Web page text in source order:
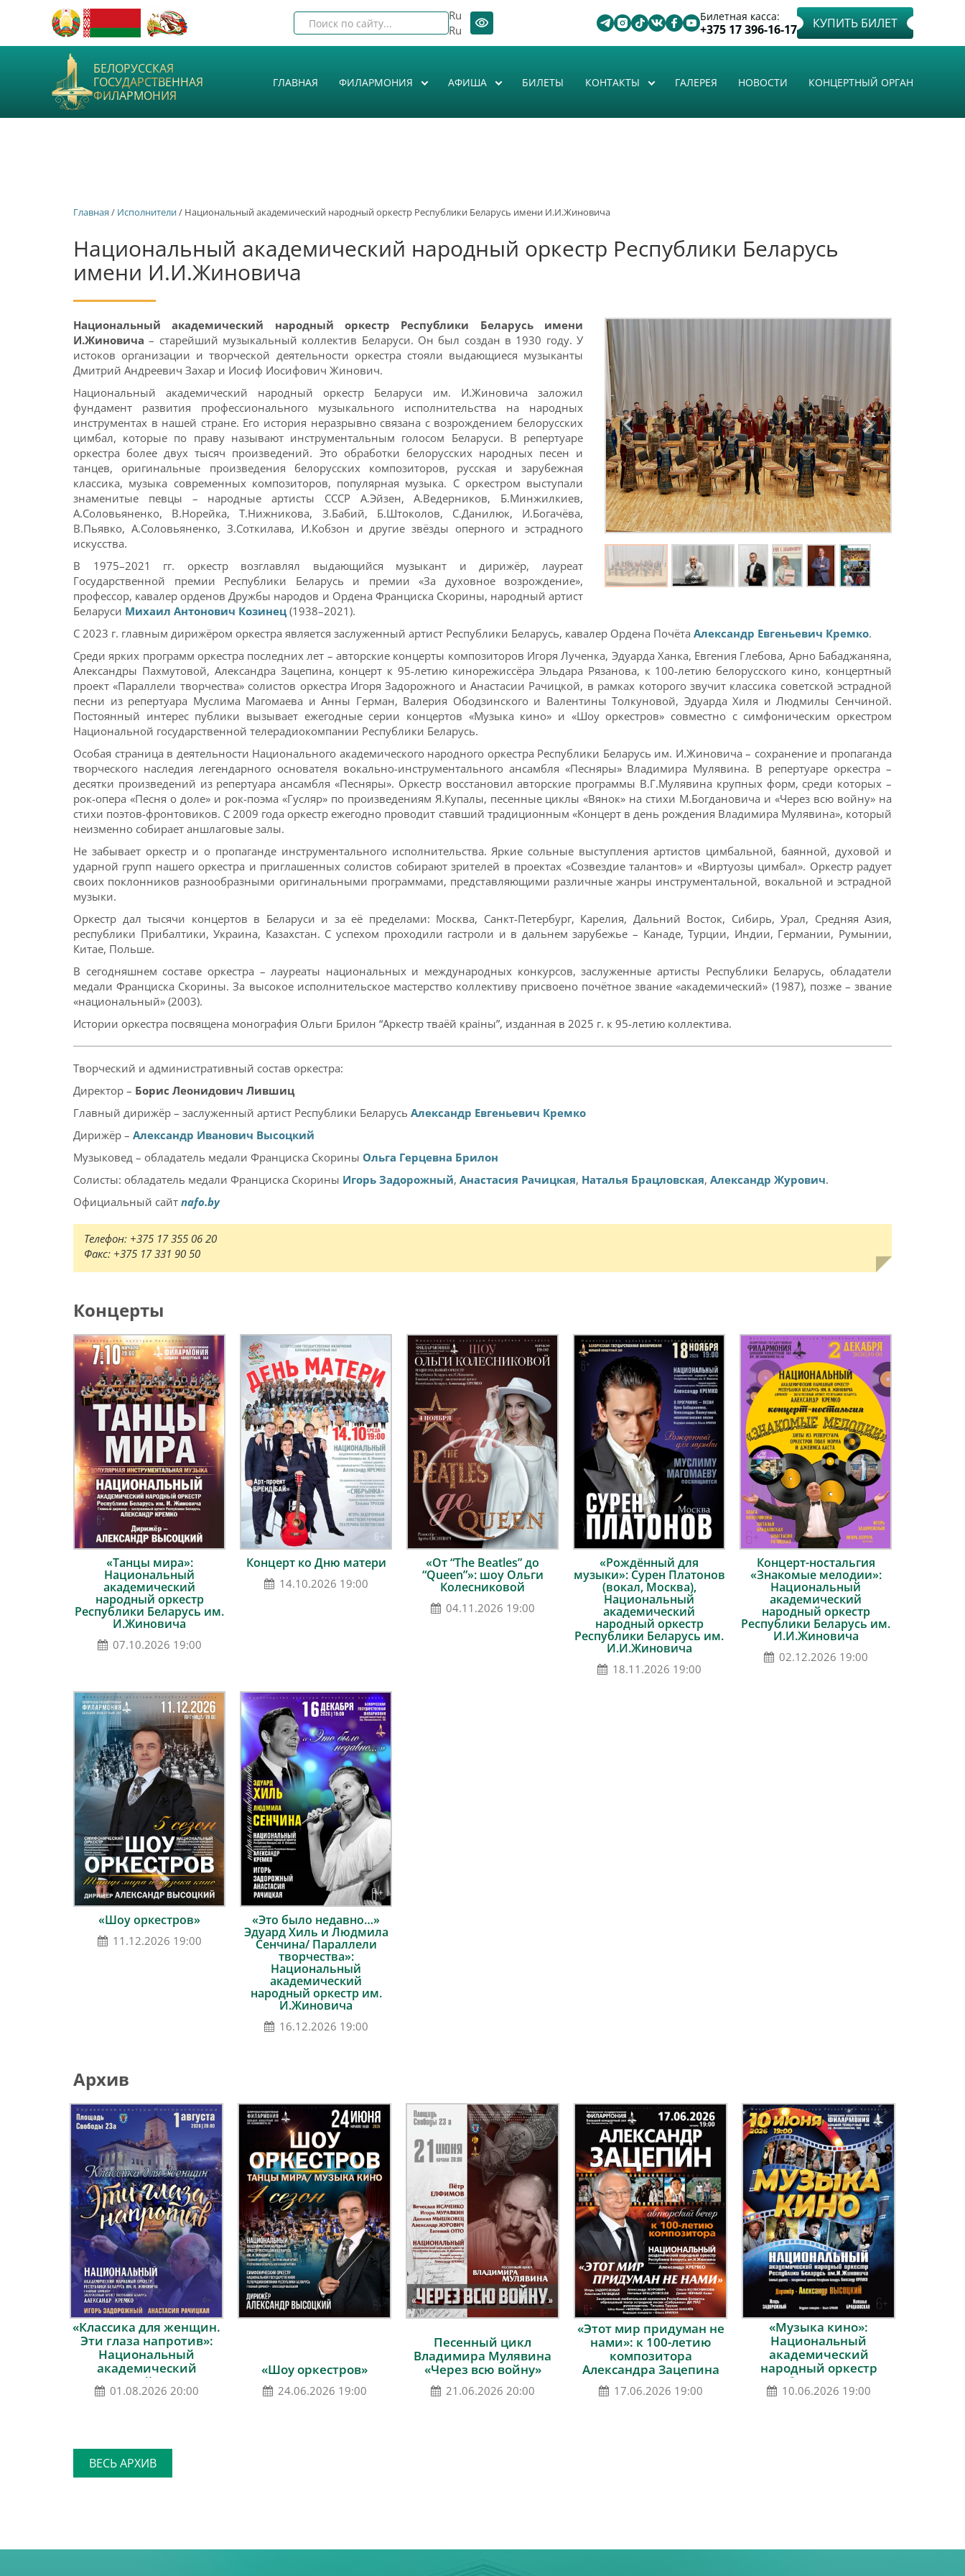
Билетная касса:
+375 17 396-16-17 КУПИТЬ БИЛЕТ
Ru
Ru
БЕЛОРУССКАЯ
ГОСУДАРСТВЕННАЯ
ФИЛАРМОНИЯ
ГЛАВНАЯ ФИЛАРМОНИЯ АФИША БИЛЕТЫ КОНТАКТЫ ГАЛЕРЕЯ НОВОСТИ КОНЦЕРТНЫЙ ОРГАН
Главная / Исполнители/ Национальный академический народный оркестр Республики Беларусь имени И.И.Жиновича
Национальный академический народный оркестр Республики Беларусь
имени И.И.Жиновича
Национальный академический народный оркестр Республики Беларусь имени
И.Жиновича – старейший музыкальный коллектив Беларуси. Он был создан в 1930 году. У
истоков организации и творческой деятельности оркестра стояли выдающиеся музыканты
Дмитрий Андреевич Захар и Иосиф Иосифович Жинович.
Национальный академический народный оркестр Беларуси им. И.Жиновича заложил
фундамент развития профессионального музыкального исполнительства на народных
инструментах в нашей стране. Его история неразрывно связана с возрождением белорусских
цимбал, которые по праву называют инструментальным голосом Беларуси. В репертуаре
оркестра более двух тысяч произведений. Это обработки белорусских народных песен и
танцев, оригинальные произведения белорусских композиторов, русская и зарубежная
классика, музыка современных композиторов, популярная музыка. С оркестром выступали
знаменитые певцы – народные артисты СССР А.Эйзен, А.Ведерников, Б.Минжилкиев,
А.Соловьяненко, В.Норейка, Т.Нижникова, З.Бабий, Б.Штоколов, С.Данилюк, И.Богачёва,
В.Пьявко, А.Соловьяненко, З.Соткилава, И.Кобзон и другие звёзды оперного и эстрадного
искусства.
В 1975–2021 гг. оркестр возглавлял выдающийся музыкант и дирижёр, лауреат
Государственной премии Республики Беларусь и премии «За духовное возрождение»,
профессор, кавалер орденов Дружбы народов и Ордена Франциска Скорины, народный артист
Беларуси Михаил Антонович Козинец (1938–2021).
С 2023 г. главным дирижёром оркестра является заслуженный артист Республики Беларусь, кавалер Ордена Почёта Александр Евгеньевич Кремко.
Среди ярких программ оркестра последних лет – авторские концерты композиторов Игоря Лученка, Эдуарда Ханка, Евгения Глебова, Арно Бабаджаняна,
Александры Пахмутовой, Александра Зацепина, концерт к 95-летию кинорежиссёра Эльдара Рязанова, к 100-летию белорусского кино, концертный
проект «Параллели творчества» солистов оркестра Игоря Задорожного и Анастасии Рачицкой, в рамках которого звучит классика советской эстрадной
песни из репертуара Муслима Магомаева и Анны Герман, Валерия Ободзинского и Валентины Толкуновой, Эдуарда Хиля и Людмилы Сенчиной.
Постоянный интерес публики вызывает ежегодные серии концертов «Музыка кино» и «Шоу оркестров» совместно с симфоническим оркестром
Национальной государственной телерадиокомпании Республики Беларусь.
Особая страница в деятельности Национального академического народного оркестра Республики Беларусь им. И.Жиновича – сохранение и пропаганда
творческого наследия легендарного основателя вокально-инструментального ансамбля «Песняры» Владимира Мулявина. В репертуаре оркестра –
десятки произведений из репертуара ансамбля «Песняры». Оркестр восстановил авторские программы В.Г.Мулявина крупных форм, среди которых –
рок-опера «Песня о доле» и рок-поэма «Гусляр» по произведениям Я.Купалы, песенные циклы «Вянок» на стихи М.Богдановича и «Через всю войну» на
стихи поэтов-фронтовиков. С 2009 года оркестр ежегодно проводит ставший традиционным «Концерт в день рождения Владимира Мулявина», который
неизменно собирает аншлаговые залы.
Не забывает оркестр и о пропаганде инструментального исполнительства. Яркие сольные выступления артистов цимбальной, баянной, духовой и
ударной групп нашего оркестра и приглашенных солистов собирают зрителей в проектах «Созвездие талантов» и «Виртуозы цимбал». Оркестр радует
своих поклонников разнообразными оригинальными программами, представляющими различные жанры инструментальной, вокальной и эстрадной
музыки.
Оркестр дал тысячи концертов в Беларуси и за её пределами: Москва, Санкт-Петербург, Карелия, Дальний Восток, Сибирь, Урал, Средняя Азия,
республики Прибалтики, Украина, Казахстан. С успехом проходили гастроли и в дальнем зарубежье – Канаде, Турции, Индии, Германии, Румынии,
Китае, Польше.
В сегодняшнем составе оркестра – лауреаты национальных и международных конкурсов, заслуженные артисты Республики Беларусь, обладатели
медали Франциска Скорины. За высокое исполнительское мастерство коллективу присвоено почётное звание «академический» (1987), позже – звание
«национальный» (2003).
Истории оркестра посвящена монография Ольги Брилон “Аркестр тваёй краіны”, изданная в 2025 г. к 95-летию коллектива.
Творческий и административный состав оркестра:
Директор – Борис Леонидович Лившиц
Главный дирижёр – заслуженный артист Республики Беларусь Александр Евгеньевич Кремко
Дирижёр – Александр Иванович Высоцкий
Музыковед – обладатель медали Франциска Скорины Ольга Герцевна Брилон
Солисты: обладатель медали Франциска Скорины Игорь Задорожный, Анастасия Рачицкая, Наталья Брацловская, Александр Журович.
Официальный сайт nafo.by
Телефон: +375 17 355 06 20
Факс: +375 17 331 90 50
Концерты
«Танцы мира»:
Национальный
академический
народный оркестр
Республики Беларусь им.
И.Жиновича
07.10.2026 19:00
Концерт ко Дню матери
14.10.2026 19:00
«От “The Beatles” до
“Queen”»: шоу Ольги
Колесниковой
04.11.2026 19:00
«Рождённый для
музыки»: Сурен Платонов
(вокал, Москва),
Национальный
академический
народный оркестр
Республики Беларусь им.
И.И.Жиновича
18.11.2026 19:00
Концерт-ностальгия
«Знакомые мелодии»:
Национальный
академический
народный оркестр
Республики Беларусь им.
И.И.Жиновича
02.12.2026 19:00
«Шоу оркестров»
11.12.2026 19:00
«Это было недавно…»
Эдуард Хиль и Людмила
Сенчина/ Параллели
творчества»:
Национальный
академический
народный оркестр им.
И.Жиновича
16.12.2026 19:00
Архив
«Классика для женщин.
Эти глаза напротив»:
Национальный
академический
народный оркестр
Республики Беларусь
01.08.2026 20:00
«Шоу оркестров»
24.06.2026 19:00
Песенный цикл
Владимира Мулявина
«Через всю войну»
21.06.2026 20:00
«Этот мир придуман не
нами»: к 100-летию
композитора
Александра Зацепина
17.06.2026 19:00
«Музыка кино»:
Национальный
академический
народный оркестр
Республики Беларусь
им. И.Жиновича
10.06.2026 19:00
ВЕСЬ АРХИВ